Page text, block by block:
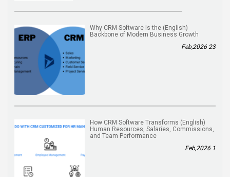
(English) Why CRM Software Is the
Backbone of Modern Business Growth
23 Feb,2026
(English) How CRM Software Transforms
Human Resources, Salaries, Commissions,
and Team Performance
1 Feb,2026